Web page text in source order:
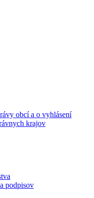
obcí a o vyhlásení
krajov
podpisov